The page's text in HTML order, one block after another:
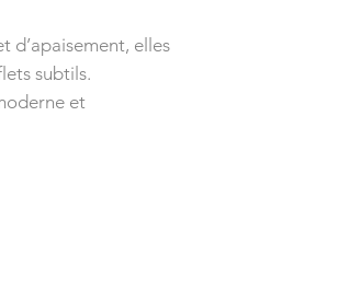
d’apaisement, elles
subtils.
et